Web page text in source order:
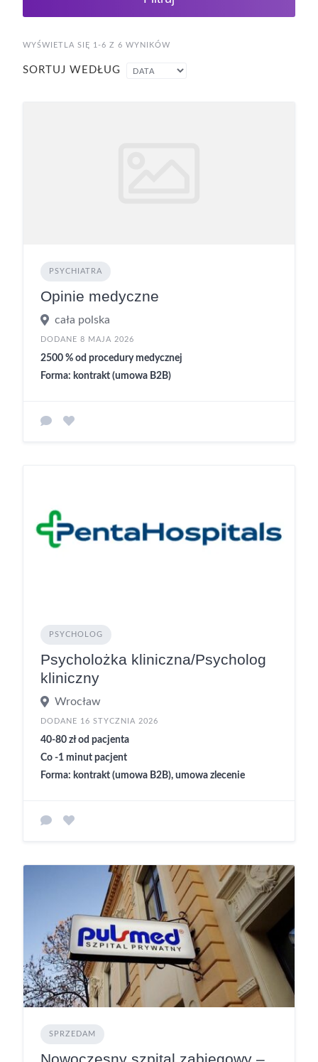
WYŚWIETLA SIĘ 1-6 Z 6 WYNIKÓW
SORTUJ WEDŁUG
PSYCHIATRA
Opinie medyczne
cała polska
DODANE 8 MAJA 2026
2500 % od procedury medycznej
Forma: kontrakt (umowa B2B)
PSYCHOLOG
Psycholożka kliniczna/Psycholog
kliniczny
Wrocław
DODANE 16 STYCZNIA 2026
40-80 zł od pacjenta
Co -1 minut pacjent
Forma: kontrakt (umowa B2B), umowa zlecenie
SPRZEDAM
Nowoczesny szpital zabiegowy –